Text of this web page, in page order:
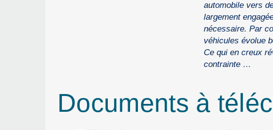
automobile vers
largement
nécessaire. Par
véhicules évolue
Ce qui en creux
contrainte …
Documents à